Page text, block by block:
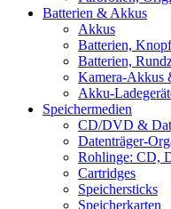
Batterien & Akkus
Akkus
Batterien,
Batterien,
Kamera-Akkus
Akku-
Speichermedien
CD/DVD &
Datenträger-
Rohlinge: CD,
Cartridges
Speichersticks
Speicherkarten